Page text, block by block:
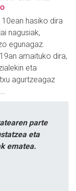
10ean hasiko dira
nagusiak,
egunagaz.
amaituko dira,
eta
agurtzeagaz
parte
eta
ematea.